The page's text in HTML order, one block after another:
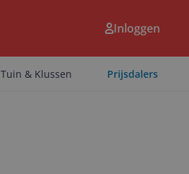
Inloggen
Tuin & Klussen Prijsdalers